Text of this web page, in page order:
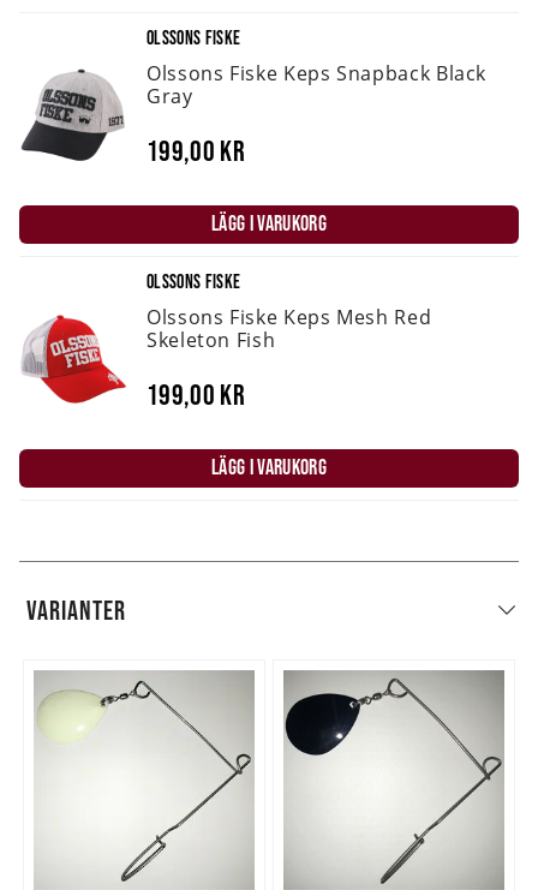
OLSSONS FISKE
Olssons Fiske Keps Snapback Black
Gray
199,00 kr
LÄGG I VARUKORG
OLSSONS FISKE
Olssons Fiske Keps Mesh Red
Skeleton Fish
199,00 kr
LÄGG I VARUKORG
VARIANTER